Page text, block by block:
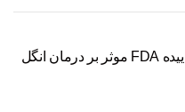
مناسب سگ های بالای ۶ ماه دارای تاییده FDA موثر بر درمان انگل